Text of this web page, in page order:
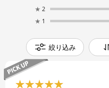
★ 2
★ 1
絞り込み